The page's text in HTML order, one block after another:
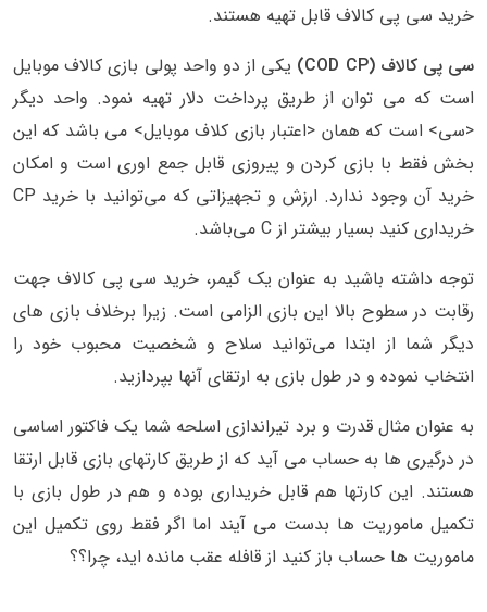
خرید سی پی کالاف قابل تهیه هستند.
سی پی کالاف (COD CP)
یکی از دو واحد پولی بازی کالاف موبایل
است که می توان از طریق پرداخت دلار تهیه نمود. واحد دیگر
<سی> است که همان <اعتبار بازی کلاف موبایل> می باشد که این
بخش فقط با بازی کردن و پیروزی قابل جمع اوری است و امکان
خرید آن وجود ندارد. ارزش و تجهیزاتی که می‌توانید با خرید CP
خریداری کنید بسیار بیشتر از C می‌باشد.
توجه داشته باشید به عنوان یک گیمر، خرید سی پی کالاف جهت
رقابت در سطوح بالا این بازی الزامی است. زیرا برخلاف بازی های
دیگر شما از ابتدا می‌توانید سلاح و شخصیت محبوب خود را
انتخاب نموده و در طول بازی به ارتقای آنها بپردازید.
به عنوان مثال قدرت و برد تیراندازی اسلحه شما یک فاکتور اساسی
در درگیری ها به حساب می آید که از طریق کارتهای بازی قابل ارتقا
هستند. این کارتها هم قابل خریداری بوده و هم در طول بازی با
تکمیل ماموریت ها بدست می آیند اما اگر فقط روی تکمیل این
ماموریت ها حساب باز کنید از قافله عقب مانده اید، چرا؟؟